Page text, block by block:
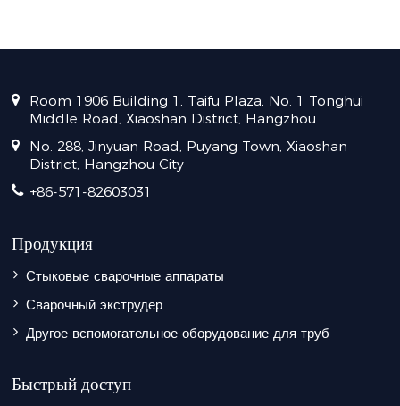
Room 1906 Building 1, Taifu Plaza, No. 1 Tonghui
Middle Road, Xiaoshan District, Hangzhou
No. 288, Jinyuan Road, Puyang Town, Xiaoshan
District, Hangzhou City
+86-571-82603031
Продукция
Стыковые сварочные аппараты
Сварочный экструдер
Другое вспомогательное оборудование для труб
Быстрый доступ